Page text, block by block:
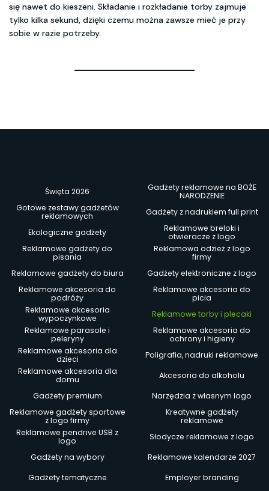
się nawet do kieszeni. Składanie i rozkładanie torby zajmuje
tylko kilka sekund, dzięki czemu można zawsze mieć je przy
sobie w razie potrzeby.
Święta 2026
Gadżety reklamowe na BOŻE
NARODZENIE
Gotowe zestawy gadżetów
reklamowych
Gadżety z nadrukiem full print
Ekologiczne gadżety
Reklamowe breloki i
otwieracze z logo
Reklamowe gadżety do
pisania
Reklamowa odzież z logo
firmy
Reklamowe gadżety do biura
Gadżety elektroniczne z logo
Reklamowe akcesoria do
podróży
Reklamowe akcesoria do
picia
Reklamowe akcesoria
wypoczynkowe
Reklamowe torby i plecaki
Reklamowe parasole i
peleryny
Reklamowe akcesoria do
ochrony i higieny
Reklamowe akcesoria dla
dzieci
Poligrafia, nadruki reklamowe
Reklamowe akcesoria dla
domu
Akcesoria do alkoholu
Gadżety premium
Narzędzia z własnym logo
Reklamowe gadżety sportowe
z logo firmy
Kreatywne gadżety
reklamowe
Reklamowe pendrive USB z
logo
Słodycze reklamowe z logo
Gadżety na wybory
Reklamowe kalendarze 2027
Gadżety tematyczne
Employer branding